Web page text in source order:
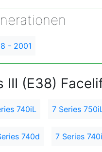
- 2001
III (E38)
740iL 7 Series
740d 7 Series 740i